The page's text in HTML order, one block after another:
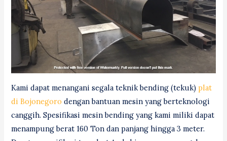
Kami dapat menangani segala teknik bending (tekuk)plat
di Bojonegoro dengan bantuan mesin yang berteknologi
canggih. Spesifikasi mesin bending yang kami miliki dapat
menampung berat 160 Ton dan panjang hingga 3 meter.